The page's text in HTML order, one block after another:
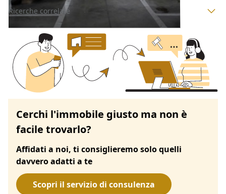
Ricerche correlate
Cerchi l'immobile giusto ma non è
facile trovarlo?
Affidati a noi, ti consiglieremo solo quelli
davvero adatti a te
Scopri il servizio di consulenza